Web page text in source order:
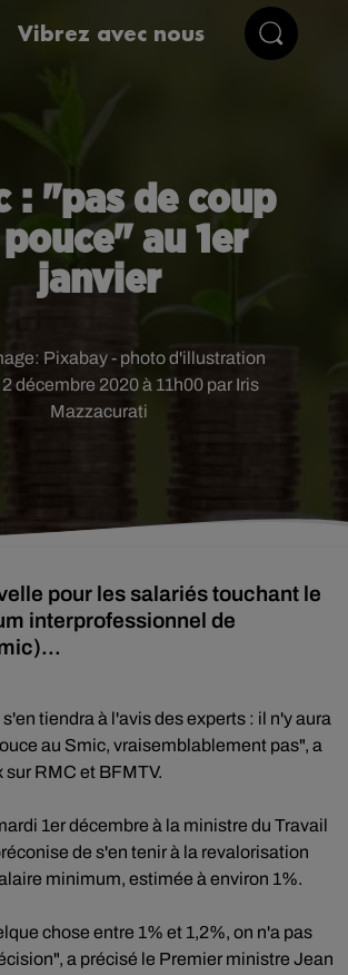
Vibrez avec nous
: "pas de coup
au 1er
janvier
décembre 2020 à 11h00 par Iris
Mazzacurati
Pixabay - photo d'illustration
pour les salariés touchant le
interprofessionnel de
tiendra à l'avis des experts : il n'y aura
au Smic, vraisemblablement pas", a
RMC et BFMTV.
1er décembre à la ministre du Travail
de s'en tenir à la revalorisation
minimum, estimée à environ 1%.
chose entre 1% et 1,2%, on n'a pas
a précisé le Premier ministre Jean